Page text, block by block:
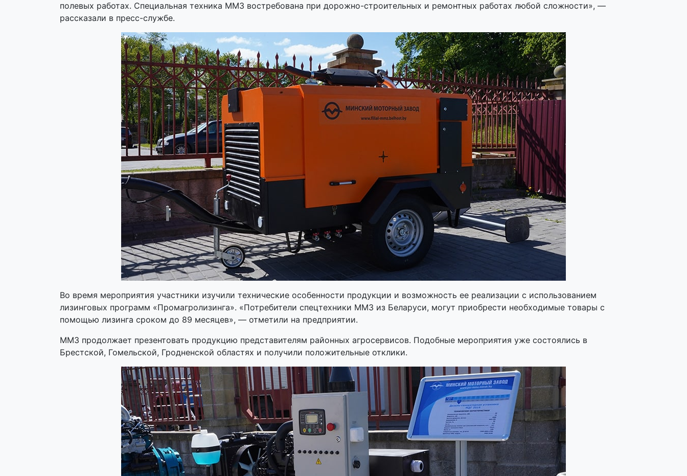
полевых работах. Специальная техника ММЗ востребована при дорожно-строительных и ремонтных работах любой сложности», —
рассказали в пресс-службе.
Во время мероприятия участники изучили технические особенности продукции и возможность ее реализации с использованием
лизинговых программ «Промагролизинга». «Потребители спецтехники ММЗ из Беларуси, могут приобрести необходимые товары с
помощью лизинга сроком до 89 месяцев», — отметили на предприятии.
ММЗ продолжает презентовать продукцию представителям районных агросервисов. Подобные мероприятия уже состоялись в
Брестской, Гомельской, Гродненской областях и получили положительные отклики.